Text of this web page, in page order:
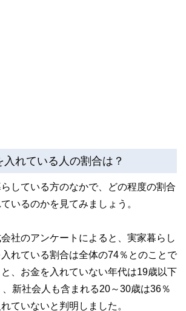
れている人の割合は？
している方のなかで、どの程度の割合
いるのかを見てみましょう。
社のアンケートによると、実家暮らし
れている割合は全体の74％とのことで
、お金を入れていない年代は19歳以下
新社会人も含まれる20～30歳は36％
ていないと判明しました。